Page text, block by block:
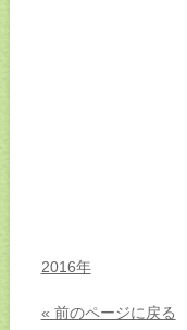
2016年
« 前のページに戻る